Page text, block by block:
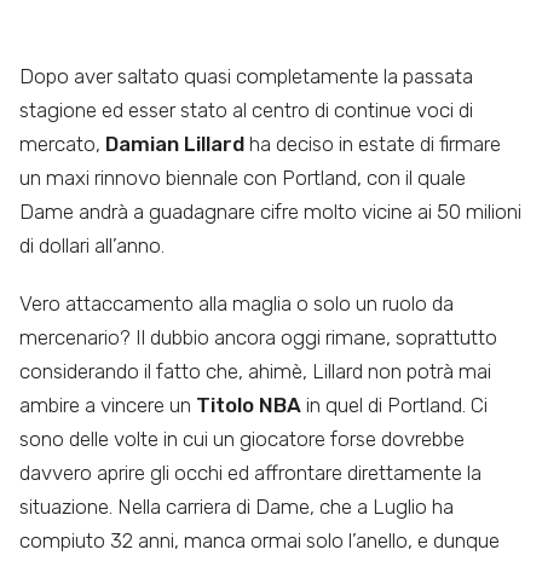
Dopo aver saltato quasi completamente la passata
stagione ed esser stato al centro di continue voci di
mercato, Damian Lillard ha deciso in estate di firmare
un maxi rinnovo biennale con Portland, con il quale
Dame andrà a guadagnare cifre molto vicine ai 50 milioni
di dollari all’anno.
Vero attaccamento alla maglia o solo un ruolo da
mercenario? Il dubbio ancora oggi rimane, soprattutto
considerando il fatto che, ahimè, Lillard non potrà mai
ambire a vincere un Titolo NBA in quel di Portland. Ci
sono delle volte in cui un giocatore forse dovrebbe
davvero aprire gli occhi ed affrontare direttamente la
situazione. Nella carriera di Dame, che a Luglio ha
compiuto 32 anni, manca ormai solo l’anello, e dunque